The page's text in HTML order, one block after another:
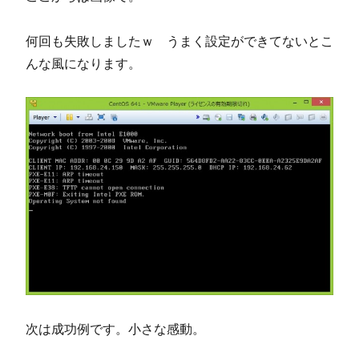
何回も失敗しましたｗ うまく設定ができてないとこ
んな風になります。
次は成功例です。小さな感動。